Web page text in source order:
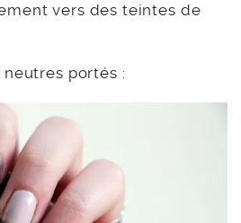
vers des teintes de
portés :